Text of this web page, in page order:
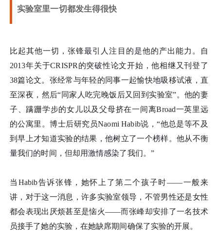
实验室里一切都发生得很快
比起其他一切，张锋最引人注目的是他的产出能力。自
2013年关于CRISPR的突破性论文开始，他相继又刊登了
38篇论文。张经常与年轻的同事一起愉快地吸移试液，直
至深夜，然后“同家人吃完晚饭后又回到实验室”。他的妻
子、蹒跚学步的女儿以及父母挤在一间离Broad一英里远
的公寓里。博士后研究员Naomi Habib说，“他总是等不及
到早上才知道实验的结果，他树立了一个榜样。他从不衡
量我们的时间，但却用激情感染了我们。”
当Habib告诉张锋 ，她怀上了第二个孩子时——一般来
讲，对于这一消息，许多实验室领导，不管男性还是女性
都会表现出厌烦甚至是恼火——而张峰却安排了一名技术
员接手了她的实验，在她缺席期间确保了实验的开展。